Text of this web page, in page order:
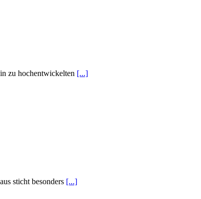
zu hochentwickelten [...]
sticht besonders [...]